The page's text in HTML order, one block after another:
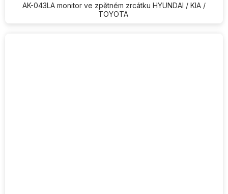
AK-043LA monitor ve zpětném zrcátku HYUNDAI / KIA /
TOYOTA